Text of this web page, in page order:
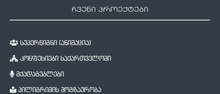
ჩვენი პროექტები
სუპერწიგნი (ანიმაცია)
კონფესიები საქართველოში
მქადაგებლები
პილიგრიმის მოგზაურობა